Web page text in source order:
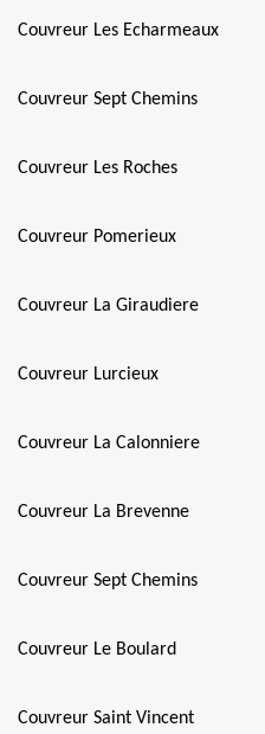
Couvreur Les Echarmeaux
Couvreur Sept Chemins
Couvreur Les Roches
Couvreur Pomerieux
Couvreur La Giraudiere
Couvreur Lurcieux
Couvreur La Calonniere
Couvreur La Brevenne
Couvreur Sept Chemins
Couvreur Le Boulard
Couvreur Saint Vincent